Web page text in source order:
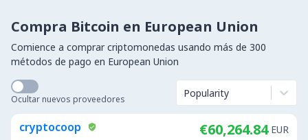
Compra Bitcoin en European Union
Comience a comprar criptomonedas usando más de 300
métodos de pago en European Union
Ocultar nuevos proveedores Popularity
cryptocoop €60,264.84 EUR